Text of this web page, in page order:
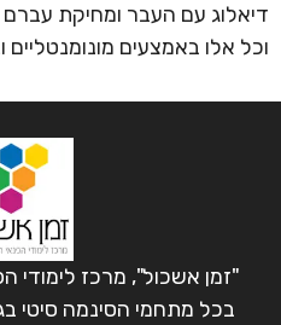
דיאלוג עם העבר ומחיקת עברם
וכל אלו באמצעים
"זמן אשכול", מרכז לימודי
בכל מתחמי הסינמה סיטי